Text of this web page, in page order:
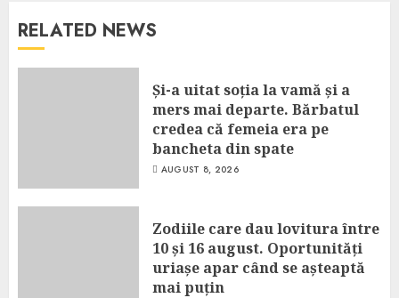
RELATED NEWS
Și-a uitat soția la vamă și a
mers mai departe. Bărbatul
credea că femeia era pe
bancheta din spate
AUGUST 8, 2026
Zodiile care dau lovitura între
10 și 16 august. Oportunități
uriașe apar când se așteaptă
mai puțin